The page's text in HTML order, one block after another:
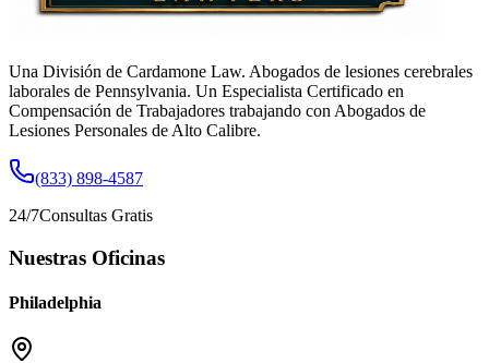
Una División de Cardamone Law. Abogados de lesiones cerebrales
laborales de Pennsylvania. Un Especialista Certificado en
Compensación de Trabajadores trabajando con Abogados de
Lesiones Personales de Alto Calibre.
(833) 898-4587
24/7Consultas Gratis
Nuestras Oficinas
Philadelphia